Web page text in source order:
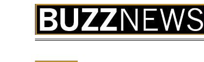
Skip to content